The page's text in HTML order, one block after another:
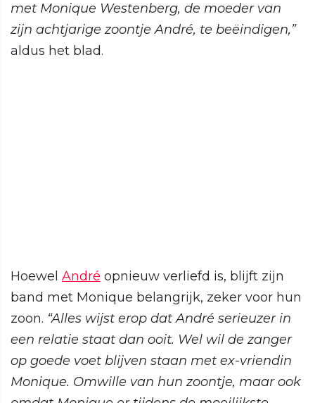
met Monique Westenberg, de moeder van
zijn achtjarige zoontje André, te beëindigen,”
aldus het blad.
Hoewel André opnieuw verliefd is, blijft zijn
band met Monique belangrijk, zeker voor hun
zoon. “Alles wijst erop dat André serieuzer in
een relatie staat dan ooit. Wel wil de zanger
op goede voet blijven staan met ex-vriendin
Monique. Omwille van hun zoontje, maar ook